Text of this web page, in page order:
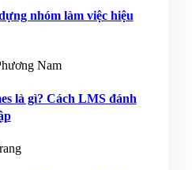
nhóm làm việc hiệu
Nam
là gì? Cách LMS đánh